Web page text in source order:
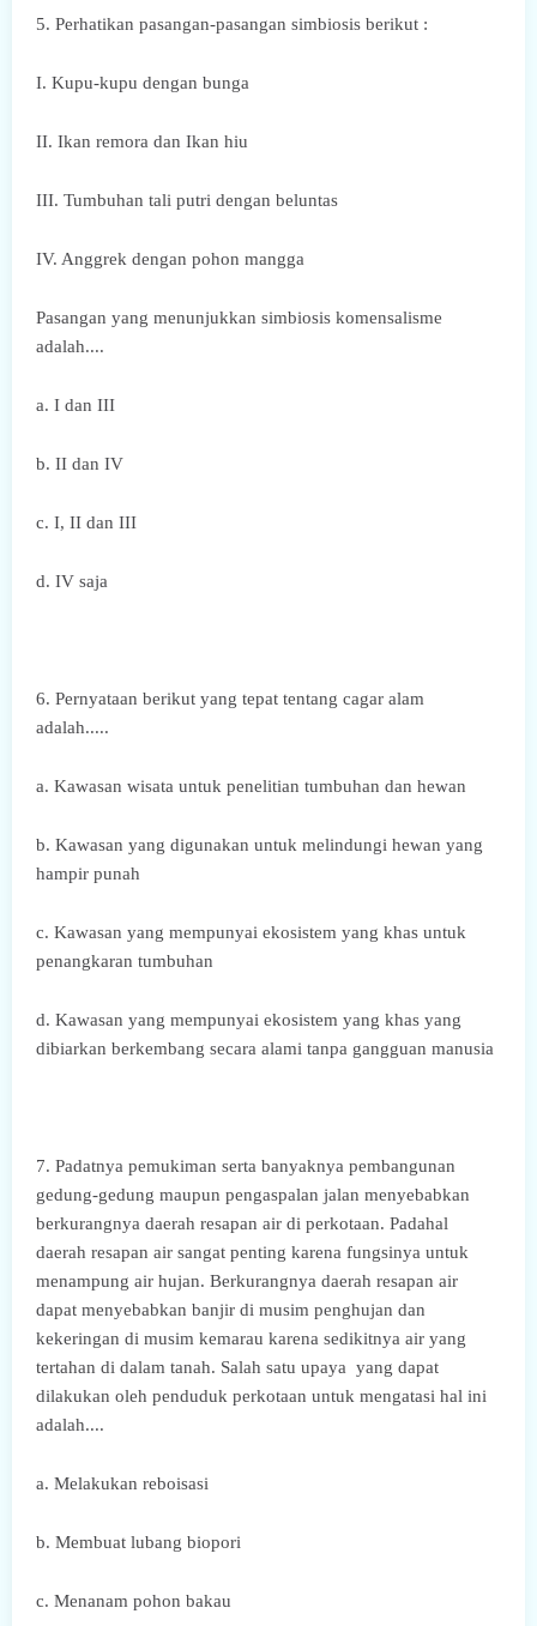
5. Perhatikan pasangan-pasangan simbiosis berikut :
I. Kupu-kupu dengan bunga
II. Ikan remora dan Ikan hiu
III. Tumbuhan tali putri dengan beluntas
IV. Anggrek dengan pohon mangga
Pasangan yang menunjukkan simbiosis komensalisme
adalah....
a. I dan III
b. II dan IV
c. I, II dan III
d. IV saja
6. Pernyataan berikut yang tepat tentang cagar alam
adalah.....
a. Kawasan wisata untuk penelitian tumbuhan dan hewan
b. Kawasan yang digunakan untuk melindungi hewan yang
hampir punah
c. Kawasan yang mempunyai ekosistem yang khas untuk
penangkaran tumbuhan
d. Kawasan yang mempunyai ekosistem yang khas yang
dibiarkan berkembang secara alami tanpa gangguan manusia
7. Padatnya pemukiman serta banyaknya pembangunan
gedung-gedung maupun pengaspalan jalan menyebabkan
berkurangnya daerah resapan air di perkotaan. Padahal
daerah resapan air sangat penting karena fungsinya untuk
menampung air hujan. Berkurangnya daerah resapan air
dapat menyebabkan banjir di musim penghujan dan
kekeringan di musim kemarau karena sedikitnya air yang
tertahan di dalam tanah. Salah satu upaya yang dapat
dilakukan oleh penduduk perkotaan untuk mengatasi hal ini
adalah....
a. Melakukan reboisasi
b. Membuat lubang biopori
c. Menanam pohon bakau